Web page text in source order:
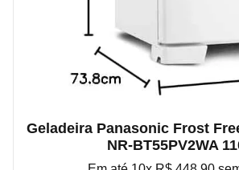
Geladeira Panasonic Frost
NR-BT55PV2WA